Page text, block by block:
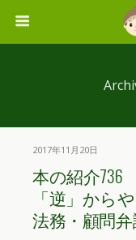
2017年11月20日
本の紹介
「逆」から
法務・顧問弁